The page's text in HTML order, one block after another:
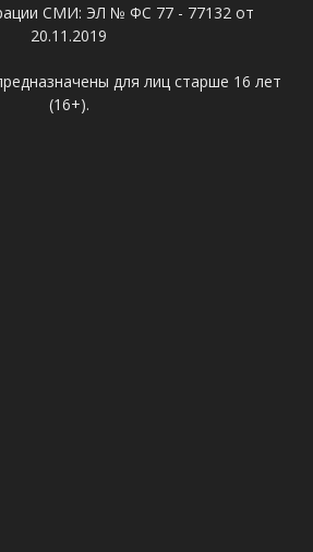
СМИ: ЭЛ № ФС 77 - 77132 от
20.11.2019
для лиц старше 16 лет
(16+).